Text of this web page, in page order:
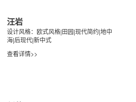
汪岩
设计风格：欧式风格|田园|现代简约|地中
海|后现代|新中式
查看详情>>